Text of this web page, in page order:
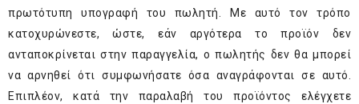
πρωτότυπη υπογραφή του πωλητή. Με αυτό τον τρόπο
κατοχυρώνεστε, ώστε, εάν αργότερα το προϊόν δεν
ανταποκρίνεται στην παραγγελία, ο πωλητής δεν θα μπορεί
να αρνηθεί ότι συμφωνήσατε όσα αναγράφονται σε αυτό.
Επιπλέον, κατά την παραλαβή του προϊόντος ελέγχετε